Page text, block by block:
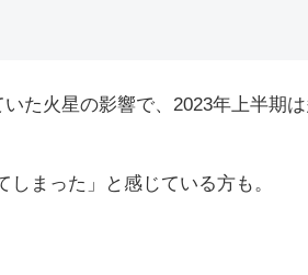
た火星の影響で、2023年上半期
まった」と感じている方も。